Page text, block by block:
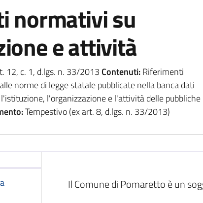
normativi su
e attività
12, c. 1, d.lgs. n. 33/2013 Contenuti:Riferimenti
norme di legge statale pubblicate nella banca dati
l'organizzazione e l'attività delle pubbliche
Tempestivo (ex art. 8, d.lgs. n. 33/2013)
Il Comune di Pomaretto è un